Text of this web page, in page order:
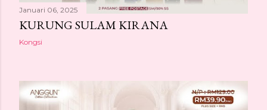
Januari 06, 2025
KURUNG SULAM KIRANA
Kongsi